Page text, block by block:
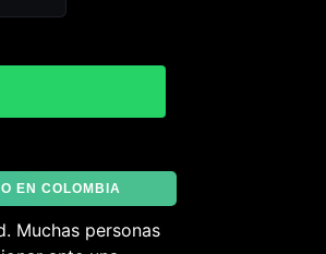
EN COLOMBIA
Muchas personas